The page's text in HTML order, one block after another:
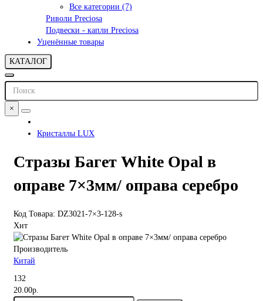
Все категории (7)
Риволи Preciosa
Подвески - капли Preciosa
Уценённые товары
КАТАЛОГ
×
Кристаллы LUX
Стразы Багет White Opal в
оправе 7×3мм/ оправа серебро
Код Товара: DZ3021-7×3-128-s
Хит
Производитель
Китай
132
20.00р.